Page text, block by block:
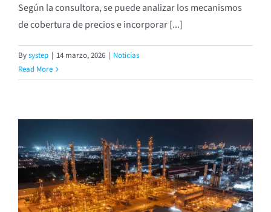
Según la consultora, se puede analizar los mecanismos
de cobertura de precios e incorporar [...]
Bysystep | 14 marzo, 2026 | Noticias
Read More